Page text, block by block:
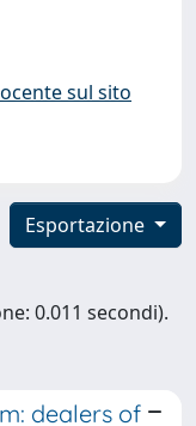
sul sito
Esportazione
0.011 secondi).
dealers of